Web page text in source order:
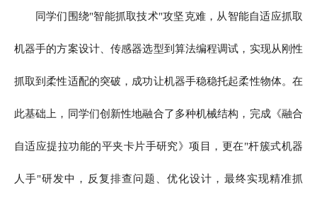
同学们围绕"智能抓取技术"攻坚克难，从智能自适应抓取
机器手的方案设计、传感器选型到算法编程调试，实现从刚性
抓取到柔性适配的突破，成功让机器手稳稳托起柔性物体。在
此基础上，同学们创新性地融合了多种机械结构，完成《融合
自适应提拉功能的平夹卡片手研究》项目，更在"杆簇式机器
人手"研发中，反复排查问题、优化设计，最终实现精准抓